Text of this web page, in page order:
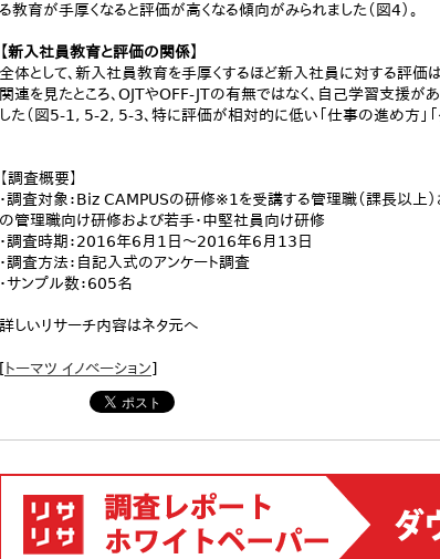
る教育が手厚くなると評価が高くなる傾向がみられました（図4）。
【新入社員教育と評価の関係】
全体として、新入社員教育を手厚くするほど新入社員に対する評
関連を見たところ、OJTやOFF-JTの有無ではなく、自己学習支援
した（図5-1, 5-2, 5-3、特に評価が相対的に低い「仕事の進め方」「タ
【調査概要】
・調査対象：Biz CAMPUSの研修※1を受講する管理職（課長以上
の管理職向け研修および若手・中堅社員向け研修
・調査時期：2016年6月1日～2016年6月13日
・調査方法：自記入式のアンケート調査
・サンプル数：605名
詳しいリサーチ内容はネタ元へ
[トーマツ イノベーション]